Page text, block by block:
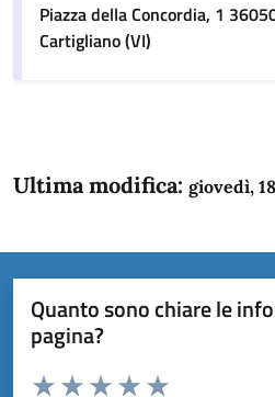
Piazza della Concordia, 1
Cartigliano (VI)
Ultima modifica: giovedì,
Quanto sono chiare le
pagina?
Domanda
Valuta da 1 a 5 stelle la pagina